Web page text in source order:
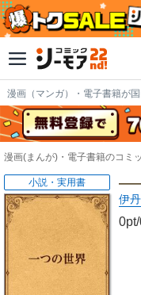
漫画（マンガ）・電子書籍が
漫画(まんが)・電子書籍のコミ
伊
小説・実用書